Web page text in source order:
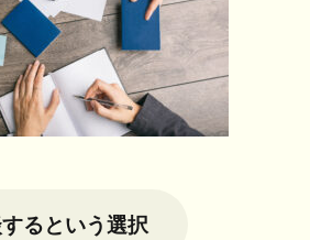
るという選択